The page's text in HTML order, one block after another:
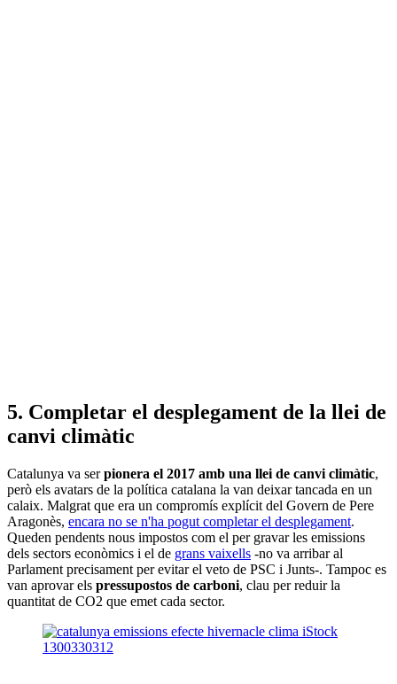
5. Completar el desplegament de la llei de
canvi climàtic
Catalunya va serpionera el 2017 amb una llei de canvi climàtic,
però els avatars de la política catalana la van deixar tancada en un
calaix. Malgrat que era un compromís explícit del Govern de Pere
Aragonès, encara no se n'ha pogut completar el desplegament.
Queden pendents nous impostos com el per gravar les emissions
dels sectors econòmics i el de grans vaixells -no va arribar al
Parlament precisament per evitar el veto de PSC i Junts-. Tampoc es
van aprovar els pressupostos de carboni, clau per reduir la
quantitat de CO2 que emet cada sector.